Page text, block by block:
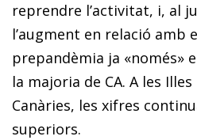
reprendre l’activitat, i, al
l’augment en relació amb
prepandèmia ja «només»
la majoria de CA. A les
Canàries, les xifres
superiors.